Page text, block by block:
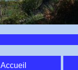
Accueil